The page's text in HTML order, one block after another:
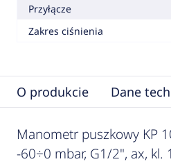
Przyłącze
Zakres ciśnienia
O produkcie Dane
Manometr puszkowy KP
-60÷0 mbar, G1/2", ax, kl.